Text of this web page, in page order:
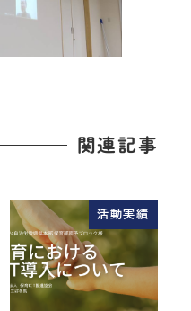
関連記事
活動実績